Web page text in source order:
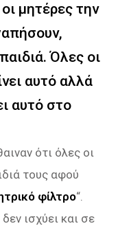
μητέρες την
Όλες οι
αυτό αλλά
αυτό στο
ότι όλες οι
τους αφού
φίλτρο“.
ισχύει και σε